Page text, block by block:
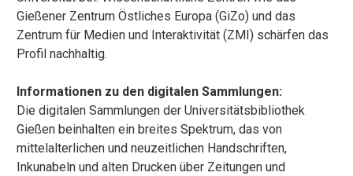
Gießener Zentrum Östliches Europa (GiZo) und das
Zentrum für Medien und Interaktivität (ZMI) schärfen das
Profil nachhaltig.
Informationen zu den digitalen Sammlungen:
Die digitalen Sammlungen der Universitätsbibliothek
Gießen beinhalten ein breites Spektrum, das von
mittelalterlichen und neuzeitlichen Handschriften,
Inkunabeln und alten Drucken über Zeitungen und